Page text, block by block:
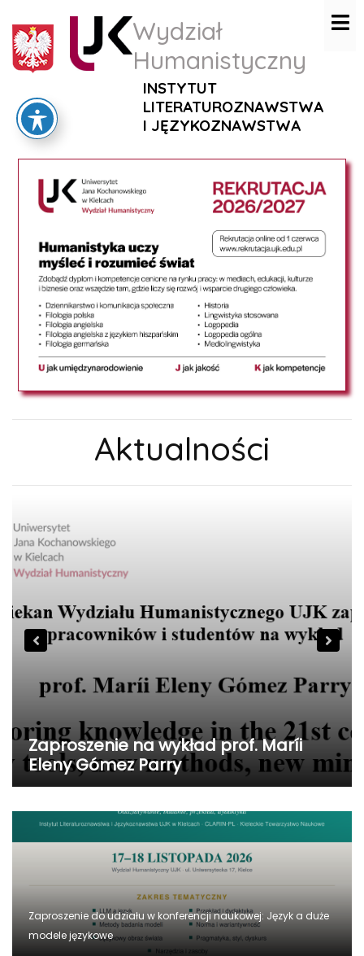
Wydział
Humanistyczny
INSTYTUT
LITERATUROZNAWSTWA
I JĘZYKOZNAWSTWA
Aktualności
Konferencja naukowa „Język jako
świadectwo kultury”
Zaproszenie do udziału w konferencji naukowej: Język a duże
modele językowe